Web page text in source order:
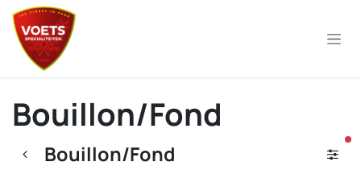
Overslaan naar inhoud
Bouillon/Fond
Bouillon/Fond